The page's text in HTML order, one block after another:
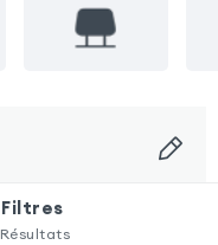
Filtres
Résultats